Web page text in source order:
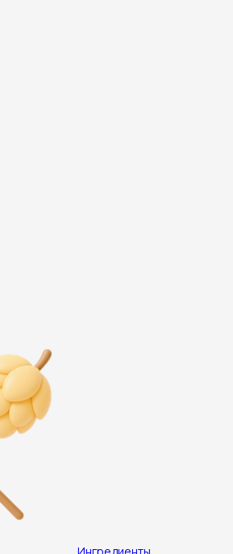
Ингредиенты